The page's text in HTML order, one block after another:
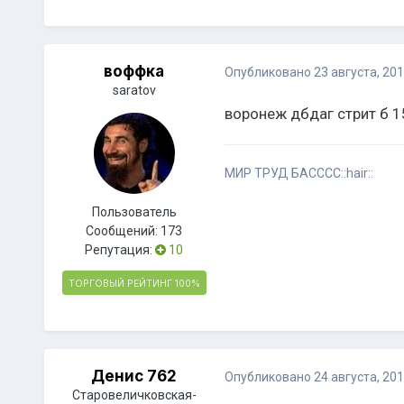
воффка
saratov
Пользователь
Сообщений: 173
Репутация:
10
ТОРГОВЫЙ РЕЙТИНГ 100%
Опубликовано 23 августа,
воронеж дбдаг стрит б
МИР ТРУД БАСССС::hair::
Денис 762
Старовеличковская-
Опубликовано 24 августа,